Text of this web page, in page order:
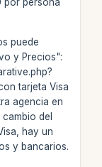
puede
y Precios":
tarjeta Visa
agencia en
del
hay un
y bancarios.